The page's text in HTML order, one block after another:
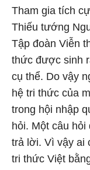
Tham gia tích
Thiếu tướng
Tập đoàn Viễn
thức được sinh
cụ thể. Do vậy
hệ tri thức của
trong hội nhập
hỏi. Một câu
trả lời. Vì vậy ai
tri thức Việt